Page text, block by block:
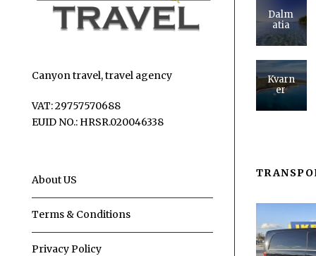
Canyon travel, travel agency
VAT: 29757570688
EUID NO.: HRSR.020046338
About US
Terms & Conditions
Privacy Policy
Dalm
atia
Kvarn
er